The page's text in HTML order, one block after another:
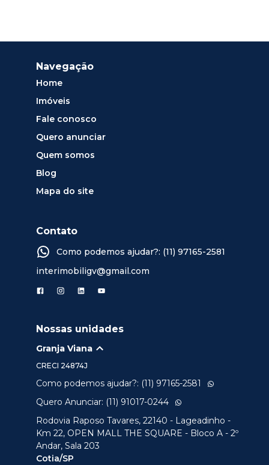
Navegação
Home
Imóveis
Fale conosco
Quero anunciar
Quem somos
Blog
Mapa do site
Contato
Como podemos ajudar?: (11) 97165-2581
interimobiligv@gmail.com
Nossas unidades
Granja Viana
CRECI 24874J
Como podemos ajudar?: (11) 97165-2581
Quero Anunciar: (11) 91017-0244
Rodovia Raposo Tavares, 22140 - Lageadinho -
Km 22, OPEN MALL THE SQUARE - Bloco A - 2º
Andar, Sala 203
Cotia/SP